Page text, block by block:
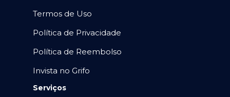
Termos de Uso
Política de Privacidade
Política de Reembolso
Invista no Grifo
Serviços